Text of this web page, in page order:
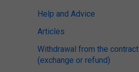
Help and Advice
Articles
Withdrawal from the contract
(exchange or refund)